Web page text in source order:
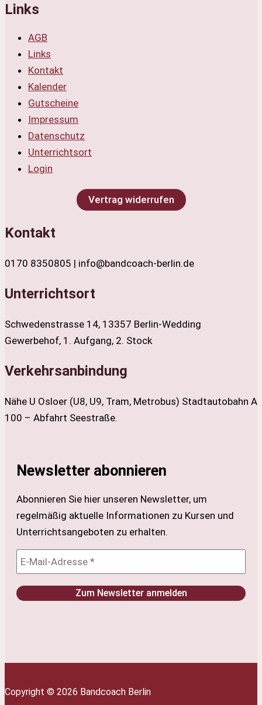
Links
AGB
Links
Kontakt
Kalender
Gutscheine
Impressum
Datenschutz
Unterrichtsort
Login
Vertrag widerrufen
Kontakt
0170 8350805 | info@bandcoach-berlin.de
Unterrichtsort
Schwedenstrasse 14, 13357 Berlin-Wedding
Gewerbehof, 1. Aufgang, 2. Stock
Verkehrsanbindung
Nähe U Osloer (U8, U9, Tram, Metrobus) Stadtautobahn A
100 – Abfahrt Seestraße.
Newsletter abonnieren
Abonnieren Sie hier unseren Newsletter, um
regelmäßig aktuelle Informationen zu Kursen und
Unterrichtsangeboten zu erhalten.
Copyright © 2026 Bandcoach Berlin